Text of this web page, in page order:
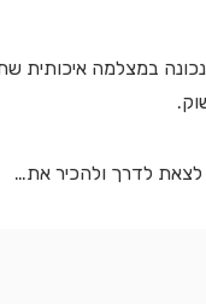
במצלמה איכותית
לצאת לדרך ולהכיר את…